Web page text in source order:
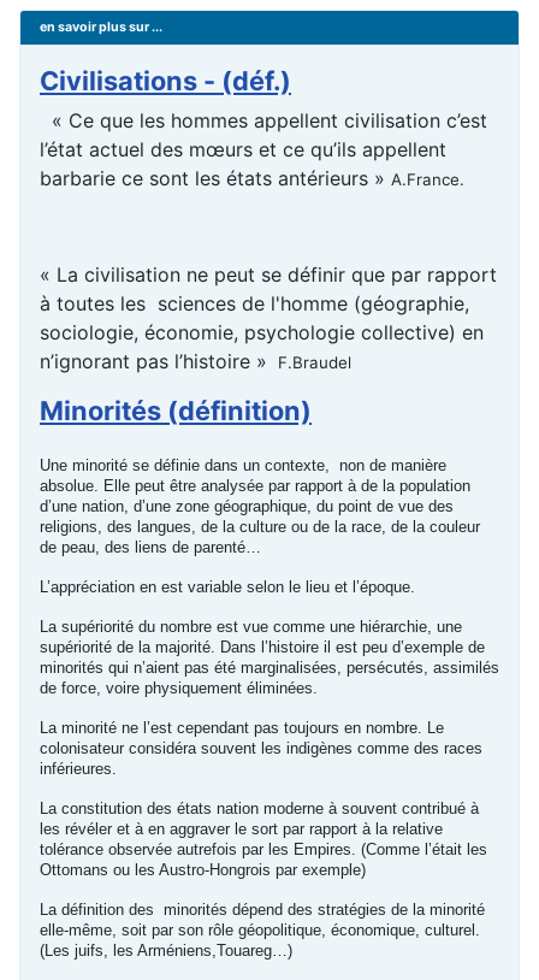
en savoir plus sur ...
Civilisations - (déf.)
« Ce que les hommes appellent civilisation c’est
l’état actuel des mœurs et ce qu’ils appellent
barbarie ce sont les états antérieurs » A.France.
« La civilisation ne peut se définir que par rapport
à toutes les sciences de l'homme (géographie,
sociologie, économie, psychologie collective) en
n’ignorant pas l’histoire »
F.Braudel
Minorités (définition)
Une minorité se définie dans un contexte, non de manière
absolue. Elle peut être analysée par rapport à de la population
d’une nation, d’une zone géographique, du point de vue des
religions, des langues, de la culture ou de la race, de la couleur
de peau, des liens de parenté…
L’appréciation en est variable selon le lieu et l’époque.
La supériorité du nombre est vue comme une hiérarchie, une
supériorité de la majorité. Dans l’histoire il est peu d’exemple de
minorités qui n’aient pas été marginalisées, persécutés, assimilés
de force, voire physiquement éliminées.
La minorité ne l’est cependant pas toujours en nombre. Le
colonisateur considéra souvent les indigènes comme des races
inférieures.
La constitution des états nation moderne à souvent contribué à
les révéler et à en aggraver le sort par rapport à la relative
tolérance observée autrefois par les Empires. (Comme l’était les
Ottomans ou les Austro-Hongrois par exemple)
La définition des minorités dépend des stratégies de la minorité
elle-même, soit par son rôle géopolitique, économique, culturel.
(Les juifs, les Arméniens,Touareg…)